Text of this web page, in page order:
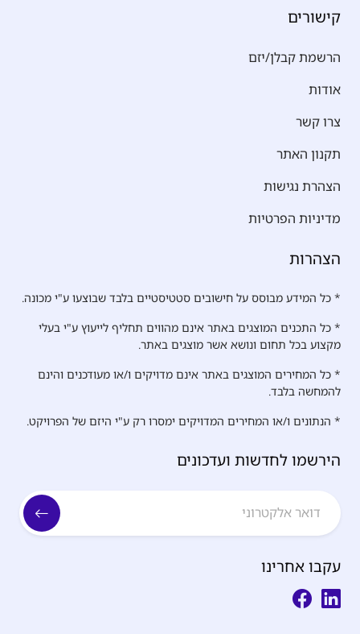
קישורים
הרשמת קבלן/יזם
אודות
צרו קשר
תקנון האתר
הצהרת נגישות
מדיניות הפרטיות
הצהרות
* כל המידע מבוסס על חישובים סטטיסטיים בלבד שבוצעו ע"י מכונה.
* כל התכנים המוצגים באתר אינם מהווים תחליף לייעוץ ע"י בעלי
מקצוע בכל תחום ונושא אשר מוצגים באתר.
* כל המחירים המוצגים באתר אינם מדויקים ו/או מעודכנים והינם
להמחשה בלבד.
* הנתונים ו/או המחירים המדויקים ימסרו רק ע"י היזם של הפרויקט.
הירשמו לחדשות ועדכונים
עקבו אחרינו